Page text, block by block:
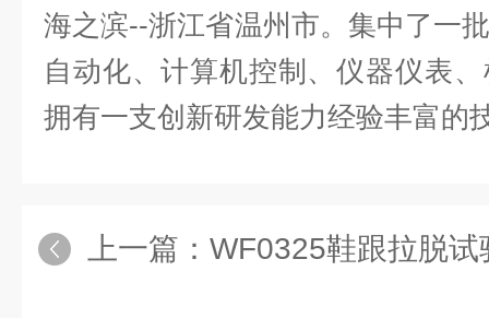
海之滨--浙江省温州市。集中了一
自动化、计算机控制、仪器仪表
拥有一支创新研发能力经验丰富的
上一篇： WF0325鞋跟拉脱试